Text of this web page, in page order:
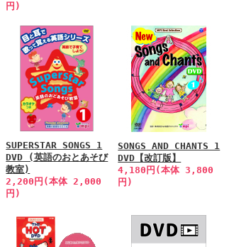
円)
SUPERSTAR SONGS 1
DVD (英語のおとあそび
教室)
2,200円(本体 2,000
円)
SONGS AND CHANTS 1
DVD【改訂版】
4,180円(本体 3,800
円)